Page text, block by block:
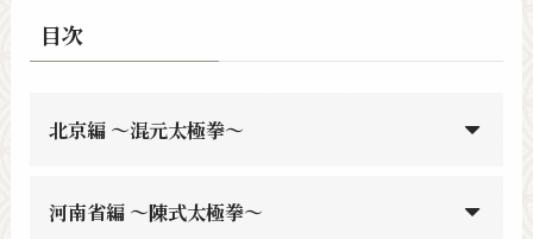
目次
北京編 〜混元太極拳〜
河南省編 〜陳式太極拳〜